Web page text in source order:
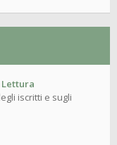
iscritti e sugli